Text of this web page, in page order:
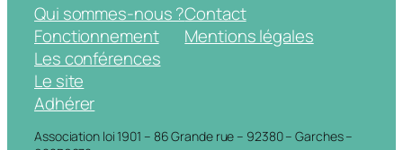
Qui sommes-nous ?
Fonctionnement
Les conférences
Le site
Adhérer
Contact
Mentions légales
Association loi 1901 – 86 Grande rue – 92380 – Garches –